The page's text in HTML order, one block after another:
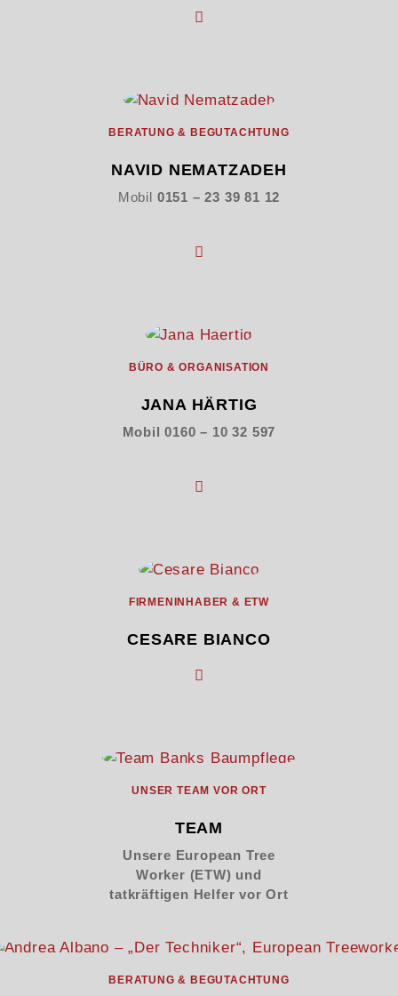
BERATUNG & BEGUTACHTUNG
NAVID NEMATZADEH
Mobil 0151 – 23 39 81 12
BÜRO & ORGANISATION
JANA HÄRTIG
Mobil 0160 – 10 32 597
FIRMENINHABER & ETW
CESARE BIANCO
UNSER TEAM VOR ORT
TEAM
Unsere European Tree
Worker (ETW) und
tatkräftigen Helfer vor Ort
BERATUNG & BEGUTACHTUNG